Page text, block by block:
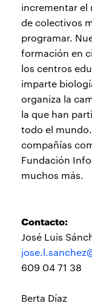
incrementar el
de colectivos
programar.
formación en
los centros
imparte
organiza la
la que han
todo el
compañías
Fundación
muchos más.
Contacto:
José Luis
609 04 71 38
Berta Díaz